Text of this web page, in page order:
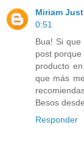
Miriam
0:51
Bua! Si
post
producto
que más
Besos
Responder